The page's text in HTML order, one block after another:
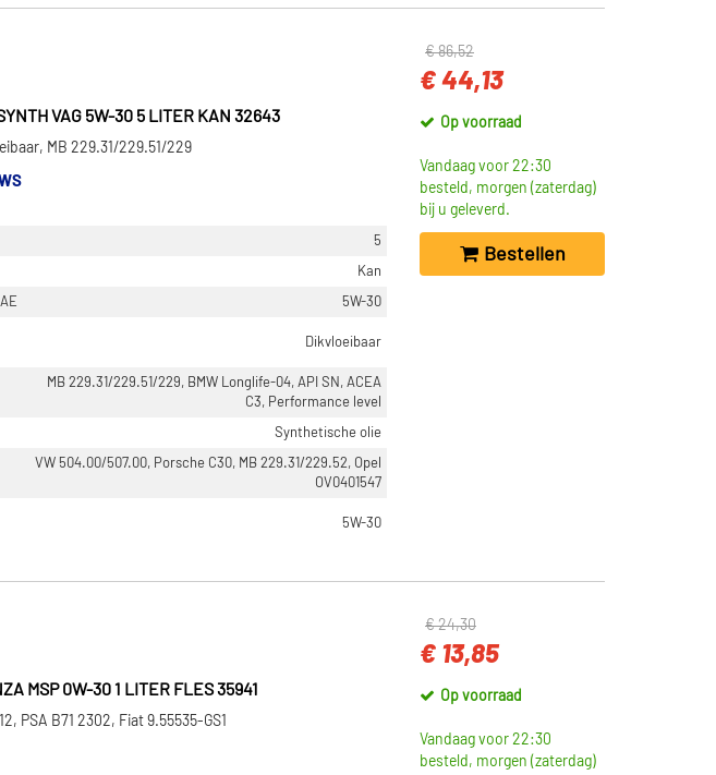
VAG 5W-30 5 LITER KAN 32643
MB 229.31/229.51/229
5
Kan
5W-30
Dikvloeibaar
MB 229.31/229.51/229, BMW Longlife-04, API SN, ACEA
C3, Performance level
Synthetische olie
VW 504.00/507.00, Porsche C30, MB 229.31/229.52, Opel
OV0401547
5W-30
€ 86,52
€ 44,13
Op voorraad
Vandaag voor 22:30
besteld, morgen (zaterdag)
bij u geleverd.
Bestellen
MSP 0W-30 1 LITER FLES 35941
PSA B71 2302, Fiat 9.55535-GS1
€ 24,30
€ 13,85
Op voorraad
Vandaag voor 22:30
besteld, morgen (zaterdag)